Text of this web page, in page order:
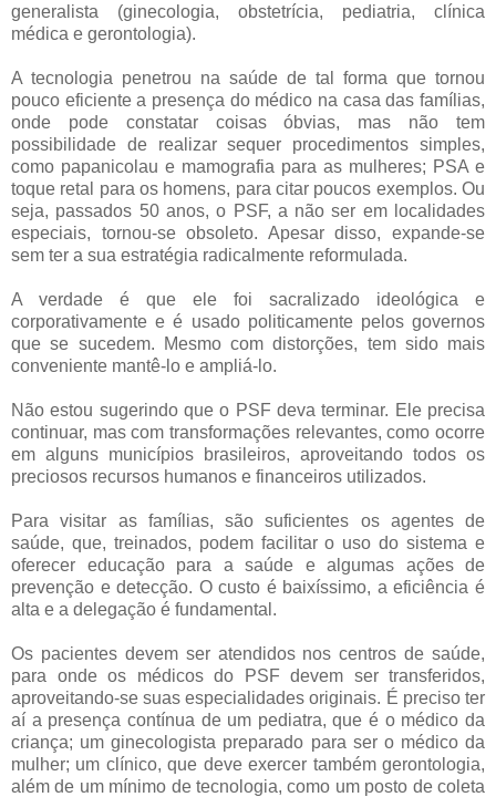
generalista (ginecologia, obstetrícia, pediatria, clínica
médica e gerontologia).
A tecnologia penetrou na saúde de tal forma que tornou
pouco eficiente a presença do médico na casa das famílias,
onde pode constatar coisas óbvias, mas não tem
possibilidade de realizar sequer procedimentos simples,
como papanicolau e mamografia para as mulheres; PSA e
toque retal para os homens, para citar poucos exemplos. Ou
seja, passados 50 anos, o PSF, a não ser em localidades
especiais, tornou-se obsoleto. Apesar disso, expande-se
sem ter a sua estratégia radicalmente reformulada.
A verdade é que ele foi sacralizado ideológica e
corporativamente e é usado politicamente pelos governos
que se sucedem. Mesmo com distorções, tem sido mais
conveniente mantê-lo e ampliá-lo.
Não estou sugerindo que o PSF deva terminar. Ele precisa
continuar, mas com transformações relevantes, como ocorre
em alguns municípios brasileiros, aproveitando todos os
preciosos recursos humanos e financeiros utilizados.
Para visitar as famílias, são suficientes os agentes de
saúde, que, treinados, podem facilitar o uso do sistema e
oferecer educação para a saúde e algumas ações de
prevenção e detecção. O custo é baixíssimo, a eficiência é
alta e a delegação é fundamental.
Os pacientes devem ser atendidos nos centros de saúde,
para onde os médicos do PSF devem ser transferidos,
aproveitando-se suas especialidades originais. É preciso ter
aí a presença contínua de um pediatra, que é o médico da
criança; um ginecologista preparado para ser o médico da
mulher; um clínico, que deve exercer também gerontologia,
além de um mínimo de tecnologia, como um posto de coleta